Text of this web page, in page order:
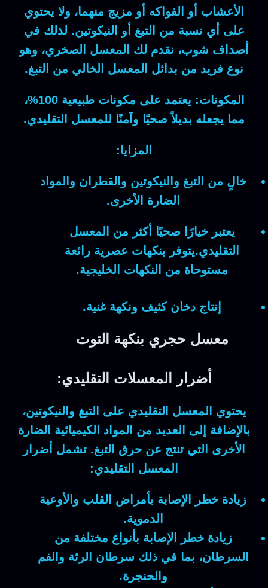
الأعشاب أو الفواكه أو مزيج منهما، ولا يحتوي
على أي نسبة من التبغ أو النيكوتين. لذلك في
أصداف شوب، نقدم لك المعسل الصخري، وهو
نوع فريد من بدائل المعسل الخالي من التبغ.
المكونات:
يعتمد على مكونات طبيعية 100%،
مما يجعله بديلاً صحيًا وآمنًا للمعسل التقليدي.
المزايا:
خالٍ من التبغ والنيكوتين والقطران والمواد
الضارة الأخرى.
يعتبر خيارًا صحيًا أكثر من المعسل
التقليدي.يتوفر بنكهات عصرية رائعة
مستوحاة من النكهات الخليجية.
إنتاج دخان كثيف ونكهة غنية.
معسل حجري بنكهة التوت
أضرار المعسلات التقليدي:
يحتوي المعسل التقليدي على التبغ والنيكوتين،
بالإضافة إلى العديد من المواد الكيميائية الضارة
الأخرى التي تنتج عن حرق التبغ. تشمل أضرار
المعسل التقليدي:
زيادة خطر الإصابة بأمراض القلب والأوعية
الدموية.
زيادة خطر الإصابة بأنواع مختلفة من
السرطان، بما في ذلك سرطان الرئة والفم
والحنجرة.